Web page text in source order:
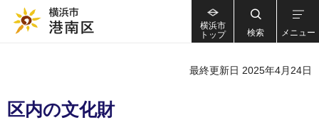
横浜市
トップ
検索 メニュー
最終更新日 2025年4月24日
区内の文化財